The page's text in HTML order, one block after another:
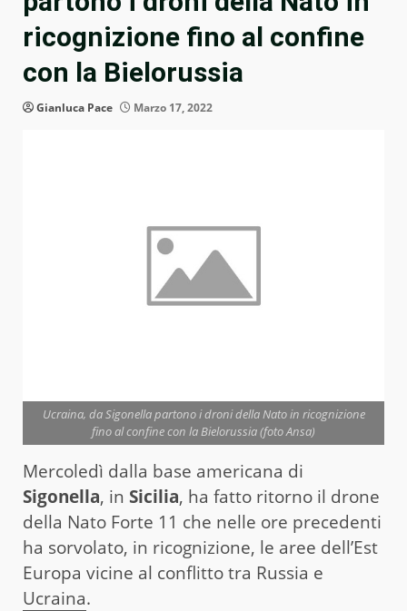
ricognizione fino al confine
con la Bielorussia
Gianluca Pace Marzo 17, 2022
Ucraina, da Sigonella partono i droni della Nato in ricognizione
fino al confine con la Bielorussia (foto Ansa)
Mercoledì dalla base americana di
Sigonella, in Sicilia, ha fatto ritorno il drone
della Nato Forte 11 che nelle ore precedenti
ha sorvolato, in ricognizione, le aree dell’Est
Europa vicine al conflitto tra Russia e
Ucraina.